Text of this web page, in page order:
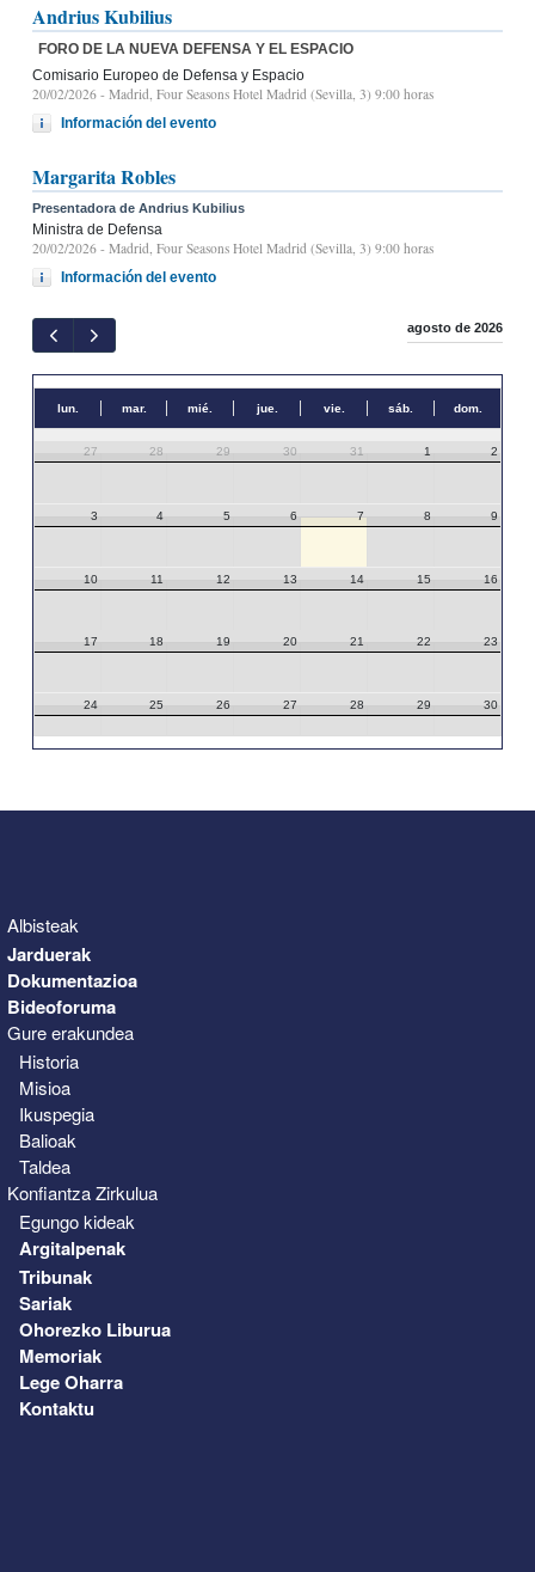
Andrius Kubilius
FORO DE LA NUEVA DEFENSA Y EL ESPACIO
Comisario Europeo de Defensa y Espacio
20/02/2026 - Madrid, Four Seasons Hotel Madrid (Sevilla, 3) 9:00 horas
Información del evento
Margarita Robles
Presentadora de Andrius Kubilius
Ministra de Defensa
20/02/2026 - Madrid, Four Seasons Hotel Madrid (Sevilla, 3) 9:00 horas
Información del evento
agosto de 2026
lun. mar. mié. jue. vie. sáb. dom.
27 28 29 30 31 1 2
3 4 5 6 7 8 9
10 11 12 13 14 15 16
17 18 19 20 21 22 23
24 25 26 27 28 29 30
Albisteak
Jarduerak
Dokumentazioa
Bideoforuma
Gure erakundea
Historia
Misioa
Ikuspegia
Balioak
Taldea
Konfiantza Zirkulua
Egungo kideak
Argitalpenak
Tribunak
Sariak
Ohorezko Liburua
Memoriak
Lege Oharra
Kontaktu